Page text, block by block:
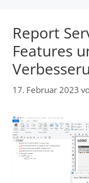
Report
Features
17. Februar 2023